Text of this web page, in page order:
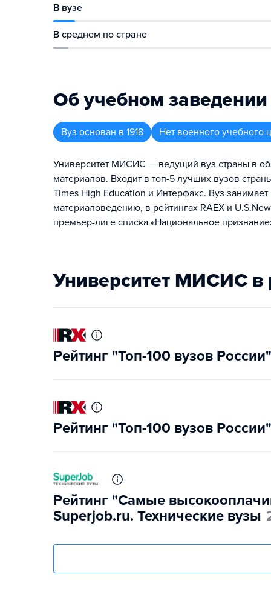
В вузе
В среднем по стране
Об учебном заведении
Вуз основан в 1918 Нет военного учебного
Университет МИСИС — ведущий вуз страны в
материалов. Входит в топ-5 лучших вузов
Times High Education и Интерфакс. Вуз
материаловедению, в рейтингах RAEX и
премьер-лиге списка «Национальное
Университет МИСИС в
Рейтинг "Топ-100 вузов
Рейтинг "Топ-100 вузов
Рейтинг "Самые
Superjob.ru. Технические вузы